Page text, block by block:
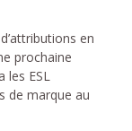
en
prochaine
ESL
de marque au